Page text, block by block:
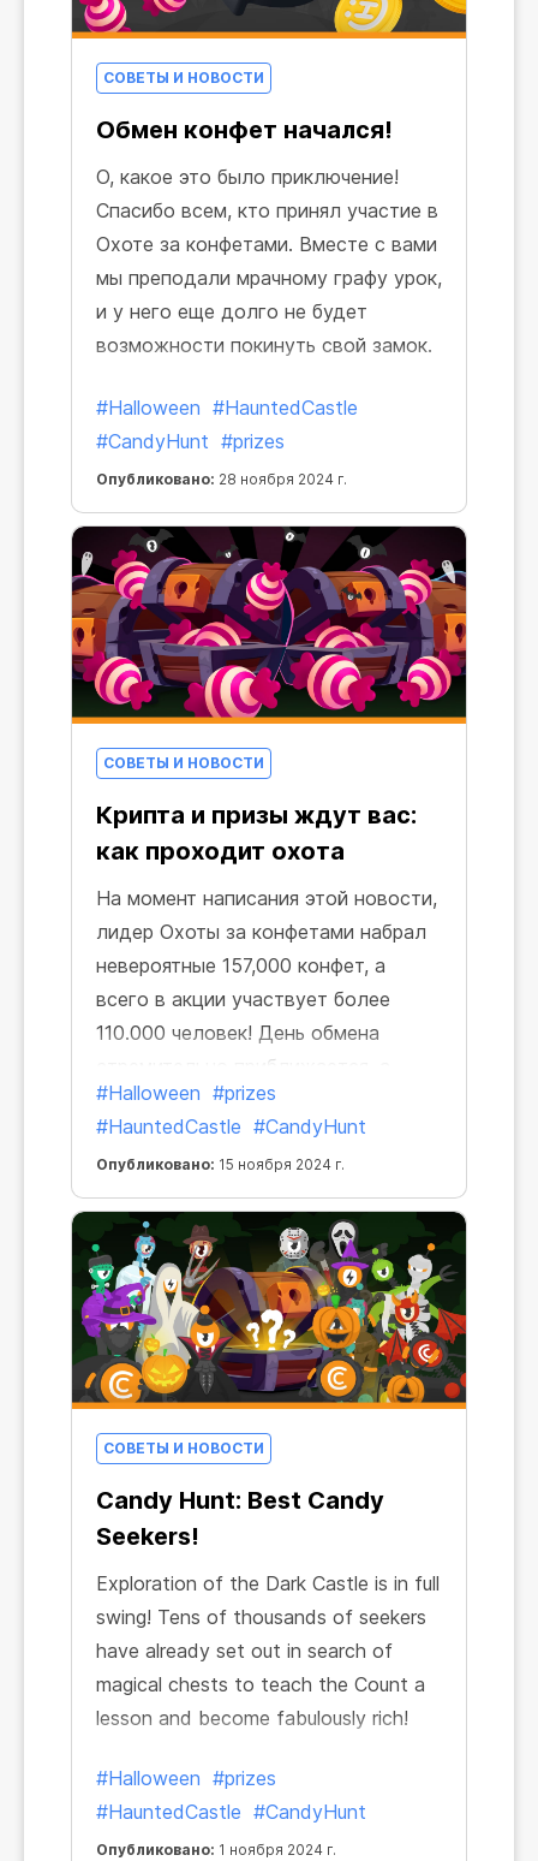
СОВЕТЫ И НОВОСТИ
Обмен конфет начался!
О, какое это было приключение!
Спасибо всем, кто принял участие в
Охоте за конфетами. Вместе с вами
мы преподали мрачному графу урок,
и у него еще долго не будет
возможности покинуть свой замок.
#Halloween #HauntedCastle
#CandyHunt #prizes
Опубликовано: 28 ноября 2024 г.
СОВЕТЫ И НОВОСТИ
Крипта и призы ждут вас:
как проходит охота
На момент написания этой новости,
лидер Охоты за конфетами набрал
невероятные 157,000 конфет, а
всего в акции участвует более
110.000 человек! День обмена
стремительно приближается, а
вместе с ним и розыгрыш 13 ценных
призов!
#Halloween #prizes
#HauntedCastle #CandyHunt
Опубликовано: 15 ноября 2024 г.
СОВЕТЫ И НОВОСТИ
Candy Hunt: Best Candy
Seekers!
Exploration of the Dark Castle is in full
swing! Tens of thousands of seekers
have already set out in search of
magical chests to teach the Count a
lesson and become fabulously rich!
#Halloween #prizes
#HauntedCastle #CandyHunt
Опубликовано: 1 ноября 2024 г.